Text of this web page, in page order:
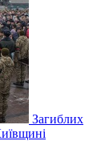
Загиблих